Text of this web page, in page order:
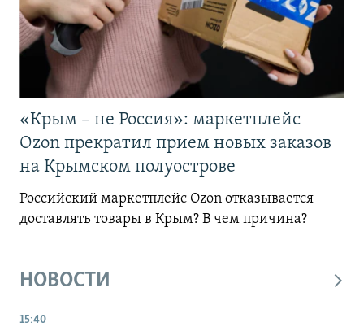
«Крым – не Россия»: маркетплейс
Ozon прекратил прием новых заказов
на Крымском полуострове
Российский маркетплейс Ozon отказывается
доставлять товары в Крым? В чем причина?
НОВОСТИ
15:40